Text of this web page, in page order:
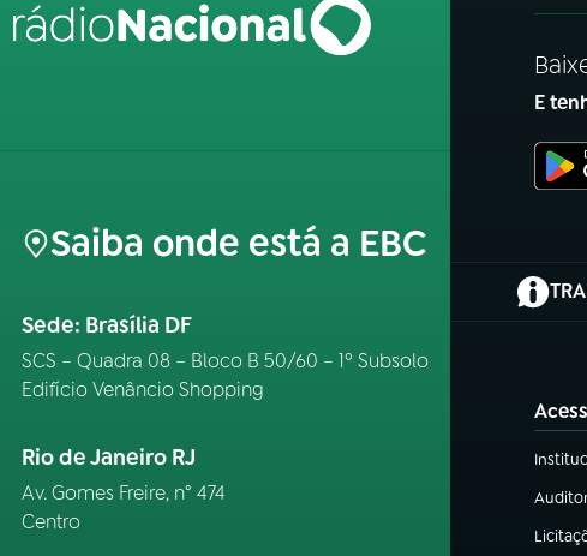
Saiba onde está a EBC
Sede: Brasília DF
SCS – Quadra 08 – Bloco B 50/60 – 1º Subsolo
Edifício Venâncio Shopping
Rio de Janeiro RJ
Av. Gomes Freire, n° 474
Centro
E
(abre
(abre
(abre
(abre